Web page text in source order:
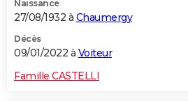
Naissance
27/08/1932 à Chaumergy
Décès
09/01/2022 à Voiteur
Famille CASTELLI